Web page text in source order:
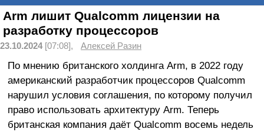
Arm лишит Qualcomm лицензии на
разработку процессоров
23.10.2024[07:08], Алексей Разин
По мнению британского холдинга Arm, в 2022 году
американский разработчик процессоров Qualcomm
нарушил условия соглашения, по которому получил
право использовать архитектуру Arm. Теперь
британская компания даёт Qualcomm восемь недель